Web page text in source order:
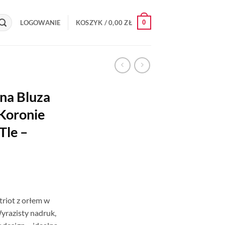
LOGOWANIE KOSZYK /0,00ZŁ 0
Bluza
–
z orłem w
nadruk,